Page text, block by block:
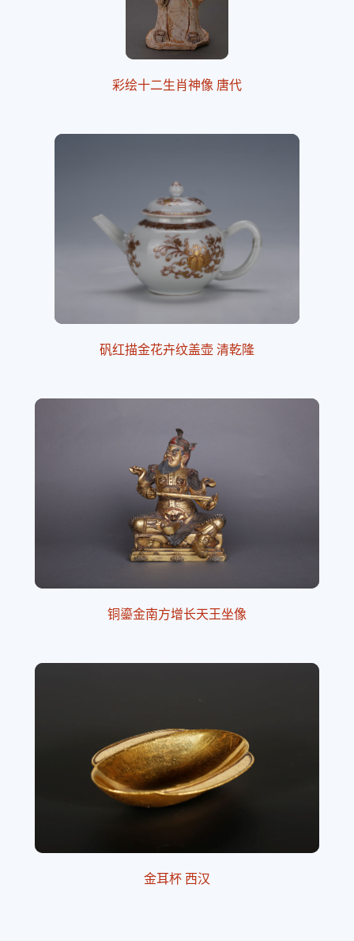
彩绘十二生肖神像 唐代
矾红描金花卉纹盖壶 清乾隆
铜鎏金南方增长天王坐像
金耳杯 西汉